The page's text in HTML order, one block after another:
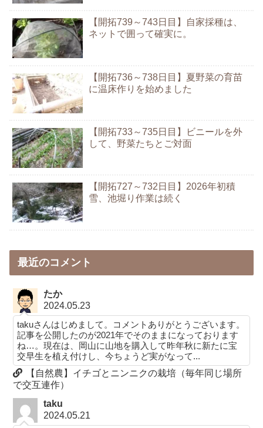
【開拓739～743日目】自家採種は、
ネットで囲って確実に。
【開拓736～738日目】夏野菜の育苗
に温床作りを始めました
【開拓733～735日目】ビニールを外
して、野菜たちとご対面
【開拓727～732日目】2026年初積
雪、池堀り作業は続く
最近のコメント
たか
2024.05.23
takuさんはじめまして。コメントありがとうございます。
記事を公開したのが2021年でそのままになっております
ね…。現在は、岡山に山地を購入して昨年秋に新たに宝
交早生を植え付けし、今ちょうど実がなって...
【自然農】イチゴとニンニクの栽培（毎年同じ場所
で交互連作）
taku
2024.05.21